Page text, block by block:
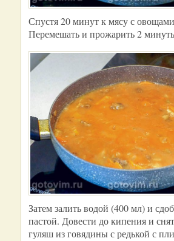
Спустя 20 минут к мясу с
Перемешать и прожарить 2
Затем залить водой (400 мл) и
пастой. Довести до кипения и
гуляш из говядины с редькой с